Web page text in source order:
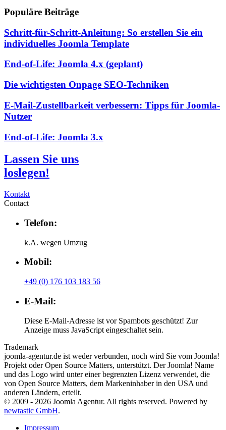
Populäre Beiträge
Schritt-für-Schritt-Anleitung: So erstellen Sie ein
individuelles Joomla Template
End-of-Life: Joomla 4.x (geplant)
Die wichtigsten Onpage SEO-Techniken
E-Mail-Zustellbarkeit verbessern: Tipps für Joomla-
Nutzer
End-of-Life: Joomla 3.x
Lassen Sie uns
loslegen!
Kontakt
Contact
Telefon:
k.A. wegen Umzug
Mobil:
+49 (0) 176 103 183 56
E-Mail:
Diese E-Mail-Adresse ist vor Spambots geschützt! Zur
Anzeige muss JavaScript eingeschaltet sein.
Trademark
joomla-agentur.de ist weder verbunden, noch wird Sie vom Joomla!
Projekt oder Open Source Matters, unterstützt. Der Joomla! Name
und das Logo wird unter einer begrenzten Lizenz verwendet, die
von Open Source Matters, dem Markeninhaber in den USA und
anderen Ländern, erteilt.
© 2009 - 2026 Joomla Agentur. All rights reserved. Powered by
newtastic GmbH.
Impressum